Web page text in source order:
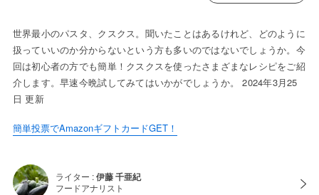
世界最小のパスタ、クスクス。聞いたことはあるけれど、どのように
扱っていいのか分からないという方も多いのではないでしょうか。今
回は初心者の方でも簡単！クスクスを使ったさまざまなレシピをご紹
介します。早速今晩試してみてはいかがでしょうか。 2024年3月25
日 更新
簡単投票でAmazonギフトカードGET！
ライター :伊藤 千亜紀
フードアナリスト